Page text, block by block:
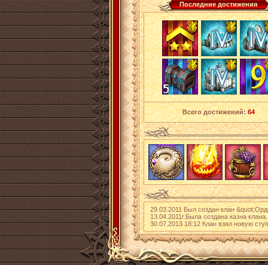
Последние достижения
Всего достижений: 64
29.03.2011 Был создан клан
13.04.2011г.Была создана казна клана.
30.07.2013 18:12 Клан взял новую